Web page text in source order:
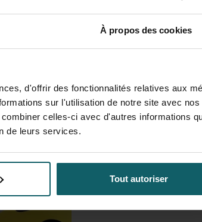
À propos des cookies
d'offrir des fonctionnalités relatives aux
sur l'utilisation de notre site avec nos
celles-ci avec d'autres informations
de leurs services.
Tout autoriser
venir à Anvers (en
Visitez OUT.BE